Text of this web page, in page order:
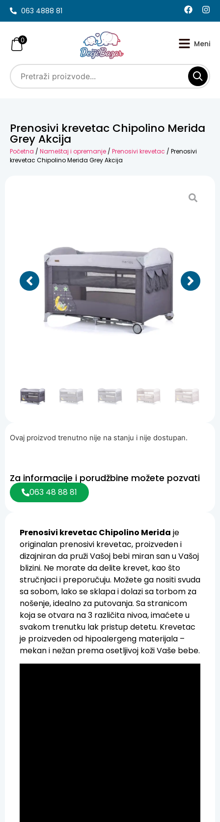
063 4888 81
0
Prenosivi krevetac Chipolino Merida
Grey Akcija
Početna / Nameštaj i opremanje / Prenosivi krevetac / Prenosivi
krevetac Chipolino Merida Grey Akcija
Prenosivi krevetac Chipolino Merida je
originalan prenosivi krevetac, proizveden i
dizajniran da pruži Vašoj bebi miran san u Vašoj
blizini. Ne morate da delite krevet, kao što
stručnjaci i preporučuju. Možete ga nositi svuda
sa sobom, lako se sklapa i dolazi sa torbom za
nošenje, idealno za putovanja. Sa stranicom
koja se otvara na 3 različita nivoa, imaćete u
svakom trenutku lak pristup detetu. Krevetac
je proizveden od hipoalergeng materijala –
mekan i nežan prema osetljivoj koži Vaše bebe.
Ovaj proizvod trenutno nije na stanju i nije dostupan.
Za informacije i porudžbine možete pozvati
063 48 88 81